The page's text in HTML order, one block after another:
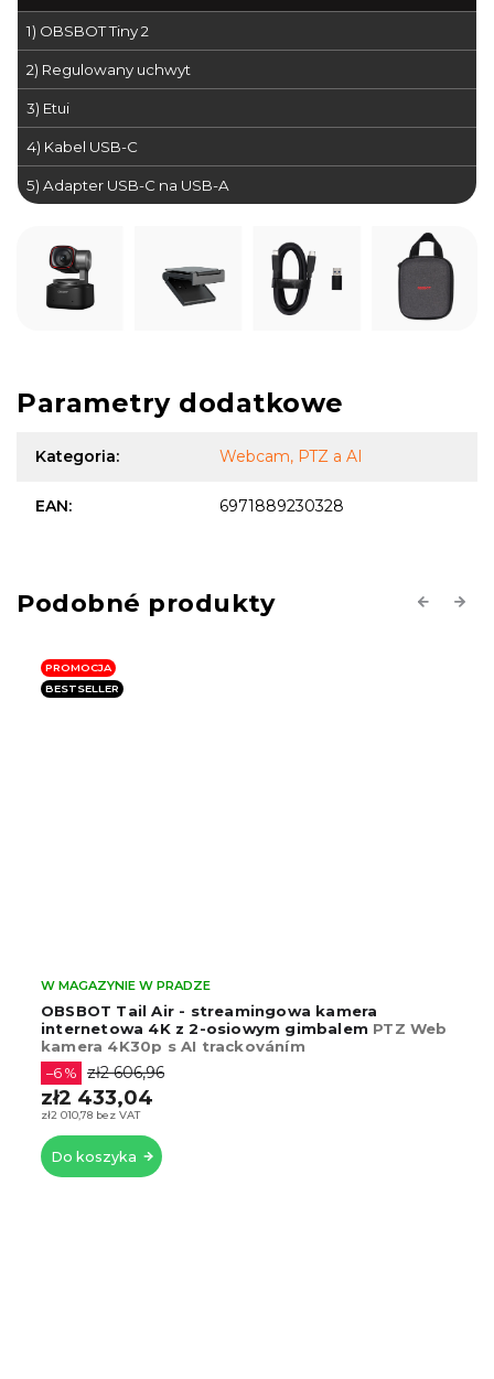
1) OBSBOT Tiny 2
2) Regulowany uchwyt
3) Etui
4) Kabel USB-C
5) Adapter USB-C na USB-A
Parametry dodatkowe
Kategoria: Webcam, PTZ a AI
EAN: 6971889230328
Previous
PROMOCJA
BESTSELLER
OBSBOT Tail Air - streamingowa kamera
internetowa 4K z 2-osiowym gimbalem PTZ Web
kamera 4K30p s AI trackováním
W MAGAZYNIE W PRADZE
zł2 010,78 bez VAT
–6 % zł2 606,96
zł2 433,04
Do koszyka
Next